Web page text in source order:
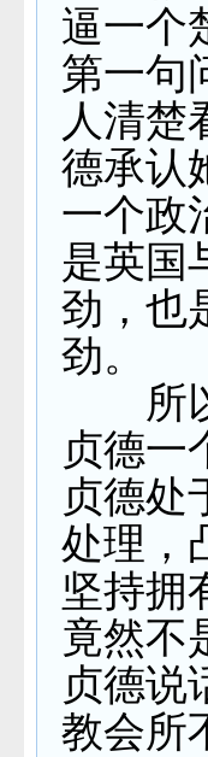
逼一个
第一句
人清楚
德承认
一个政
是英国
劲，也
劲。
所以
贞德一
贞德处
处理，
坚持拥
竟然不
贞德说
教会所